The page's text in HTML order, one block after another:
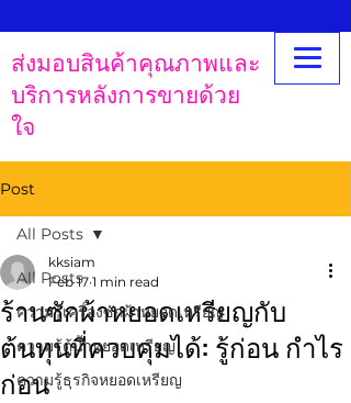
ส่งมอบสินค้าคุณภาพและ
บริการหลังการขายด้วย
ใจ
Post
All Posts
ความรู้เครื่องซักผ้าหยอดเหรียญ
ความรู้ตู้น้ำหยอดเหรียญ
ความรู้ธุรกิจหยอดเหรียญ
All Posts
ร้านซักผ้าหยอดเหรียญกับ
ต้นทุนที่ควบคุมได้: รู้ก่อน กำไร
ก่อน
kksiam
Feb 17 1 min read